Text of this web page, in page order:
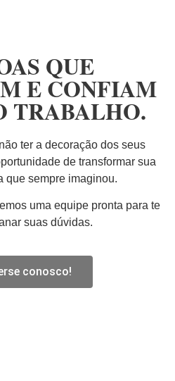
QUE
E CONFIAM
TRABALHO.
ter a decoração dos seus
de transformar sua
que sempre imaginou.
uma equipe pronta para te
suas dúvidas.
conosco!